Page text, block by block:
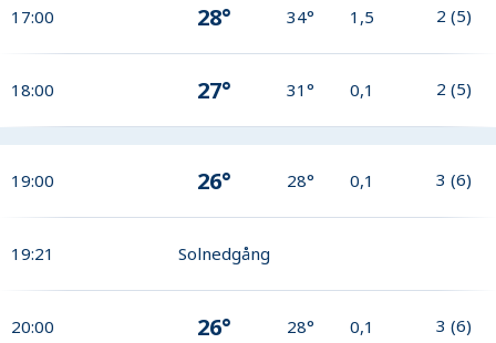
17:00 28° 34° 1,5 2 (5)
18:00 27° 31° 0,1 2 (5)
19:00 26° 28° 0,1 3 (6)
19:21 Solnedgång
20:00 26° 28° 0,1 3 (6)